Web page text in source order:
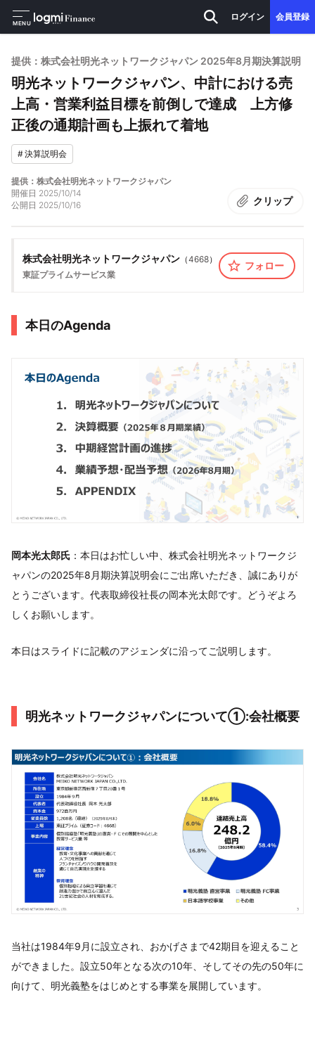
MENU
ログイン 会員登録
提供：株式会社明光ネットワークジャパン 2025年8月期決算説明
明光ネットワークジャパン、中計における売
上高・営業利益目標を前倒しで達成 上方修
正後の通期計画も上振れて着地
#決算説明会
提供：株式会社明光ネットワークジャパン
開催日 2025/10/14
公開日 2025/10/16 クリップ
株式会社明光ネットワークジャパン （4668）
東証プライムサービス業
フォロー
本日のAgenda
岡本光太郎氏 ：本日はお忙しい中、株式会社明光ネットワークジ
ャパンの2025年8月期決算説明会にご出席いただき、誠にありが
とうございます。代表取締役社長の岡本光太郎です。どうぞよろ
しくお願いします。
本日はスライドに記載のアジェンダに沿ってご説明します。
明光ネットワークジャパンについて①:会社概要
当社は1984年9月に設立され、おかげさまで42期目を迎えること
ができました。設立50年となる次の10年、そしてその先の50年に
向けて、明光義塾をはじめとする事業を展開しています。